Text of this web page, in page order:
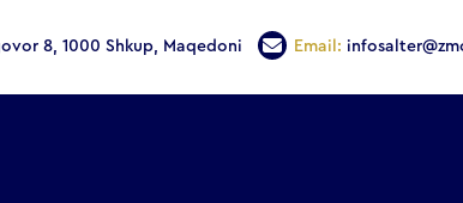
8, 1000 Shkup, Maqedoni Email: